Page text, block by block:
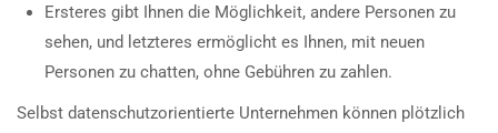
Ersteres gibt Ihnen die Möglichkeit, andere Personen zu
sehen, und letzteres ermöglicht es Ihnen, mit neuen
Personen zu chatten, ohne Gebühren zu zahlen.
Selbst datenschutzorientierte Unternehmen können plötzlich